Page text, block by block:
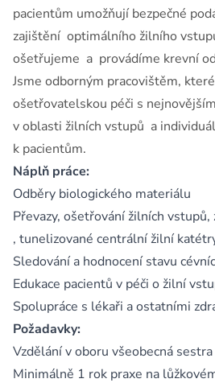
pacientům umožňují bezpečné
zajištění optimálního žilního
ošetřujeme a provádíme krevní
Jsme odborným pracovištěm,
ošetřovatelskou péči s
v oblasti žilních vstupů a
k pacientům.
Náplň práce:
Odběry biologického materiálu
Převazy, ošetřování žilních
, tunelizované centrální žilní
Sledování a hodnocení stavu
Edukace pacientů v péči o žilní
Spolupráce s lékaři a ostatními
Požadavky:
Vzdělání v oboru všeobecná sestra
Minimálně 1 rok praxe na